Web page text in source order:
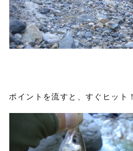
ポイントを流すと、すぐヒット！